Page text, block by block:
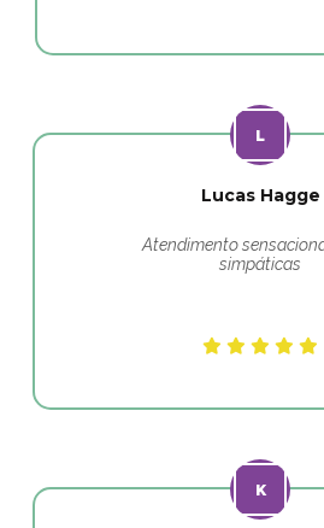
Lucas Hagge
Atendimento
simpáticas